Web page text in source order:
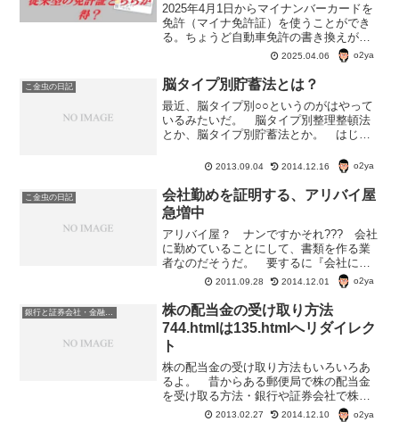
2025年4月1日からマイナンバーカードを
免許（マイナ免許証）を使うことができ
る。ちょうど自動車免許の書き換えが
2025年中にあるので、マイナ免許証の良
いところと悪いところを調べてみた。マ
イナ免許証と従来型の免許証判る範囲で
一覧表にしてみた。
2025.04.06 o2ya
こ金虫の日記 脳タイプ別貯蓄法とは？
最近、脳タイプ別○○というのがはやって
いるみたいだ。 脳タイプ別整理整頓法
とか、脳タイプ別貯蓄法とか。 はじめ
ど。 今日は、脳タイプ別貯蓄法という
のをご紹介してみたい。脳タイプ別貯蓄
法とは？ 人間の脳を4...
2013.09.04 2014.12.16 o2ya
こ金虫の日記
会社勤めを証明する、アリバイ屋
急増中
アリバイ屋？ ナンですかそれ??? 会社
に勤めていることにして、書類を作る業
者なのだそうだ。 要するに『会社にち
ゃんと勤めてます』という社会的なアリ
バイを作るための書類を偽装する業者の
ことをアリバイ屋とかアリバイ会社って
いうらしい。 勤めて...
2011.09.28 2014.12.01 o2ya
銀行と証券会社・金融商品
株の配当金の受け取り方法
744.htmlは135.htmlへリダイレク
ト
株の配当金の受け取り方法もいろいろあ
るよ。 昔からある郵便局で株の配当金
を受け取る方法・銀行や証券会社で株の
配当金を受け取る方法。 まとめて、ひ
2013.02.27 2014.12.10 o2ya